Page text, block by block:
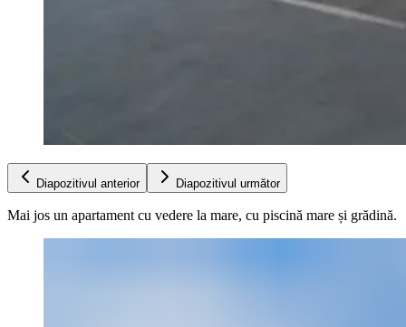
Diapozitivul anterior Diapozitivul următor
Mai jos un apartament cu vedere la mare, cu piscină mare și grădină.